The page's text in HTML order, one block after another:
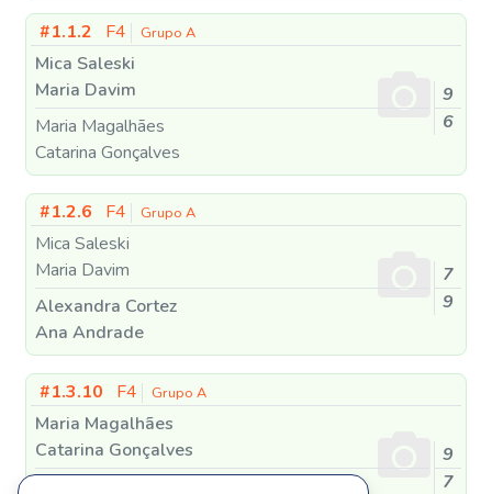
#1.1.2 F4 Grupo A
Mica Saleski
Maria Davim
Maria Magalhães
Catarina Gonçalves
9
6
#1.2.6 F4 Grupo A
Mica Saleski
Maria Davim
Alexandra Cortez
Ana Andrade
7
9
#1.3.10 F4 Grupo A
Maria Magalhães
Catarina Gonçalves
9
7